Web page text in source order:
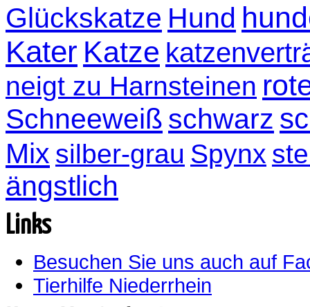
Glückskatze Hund
Kater Katze
neigt zu Harnsteinen
Schneeweiß schwarz
Mix silber-grau Spynx
ängstlich
Links
Besuchen Sie uns auch auf
Tierhilfe Niederrhein